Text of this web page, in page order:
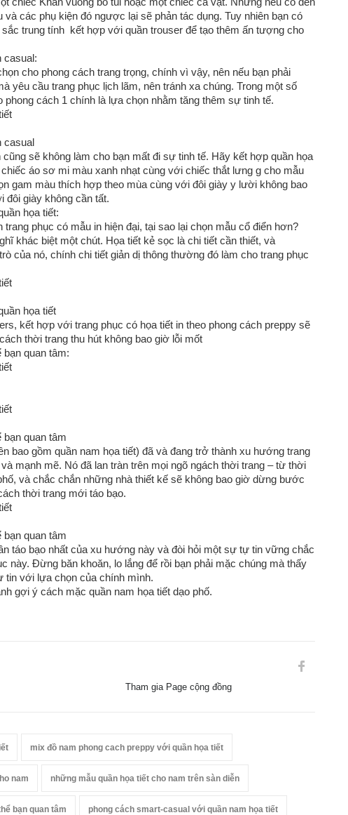
và các phụ kiện đó ngược lại sẽ phản tác dụng. Tuy nhiên bạn có
trung tính kết hợp với quần trouser để tạo thêm ấn tượng cho
casual:
cho phong cách trang trọng, chính vì vậy, nên nếu bạn phải
yêu cầu trang phục lịch lãm, nên tránh xa chúng. Trong một số
cách 1 chính là lựa chọn nhằm tăng thêm sự tinh tế.
casual
sẽ không làm cho bạn mất đi sự tinh tế. Hãy kết hợp quần họa
áo sơ mi màu xanh nhạt cùng với chiếc thắt lưng g cho mẫu
gam màu thích hợp theo mùa cùng với đôi giày y lười không bao
đôi giày không cần tất.
họa tiết:
phục có mẫu in hiện đại, tại sao lại chọn mẫu cổ điển hơn?
khác biệt một chút. Họa tiết kẻ sọc là chi tiết cần thiết, và
của nó, chính chi tiết giản dị thông thường đó làm cho trang phục
họa tiết
kết hợp với trang phục có họa tiết in theo phong cách preppy sẽ
thời trang thu hút không bao giờ lỗi mốt
bạn quan tâm:
bạn quan tâm
bao gồm quần nam họa tiết) đã và đang trở thành xu hướng trang
mạnh mẽ. Nó đã lan tràn trên mọi ngõ ngách thời trang – từ thời
và chắc chắn những nhà thiết kế sẽ không bao giờ dừng bước
thời trang mới táo bạo.
bạn quan tâm
táo bạo nhất của xu hướng này và đòi hỏi một sự tự tin vững chắc
này. Đừng băn khoăn, lo lắng để rồi bạn phải mặc chúng mà thấy
tin với lựa chọn của chính mình.
gợi ý cách mặc quần nam họa tiết dạo phố.
Tham gia Page cộng đồng
mix đồ nam phong cach preppy với quần họa tiết
nam những mẫu quần họa tiết cho nam trên sàn diễn
bạn quan tâm phong cách smart-casual với quần nam họa tiết